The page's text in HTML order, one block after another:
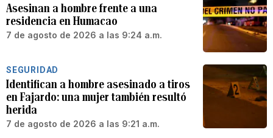
Asesinan a hombre frente a una
residencia en Humacao
7 de agosto de 2026 a las 9:24 a.m.
SEGURIDAD
Identifican a hombre asesinado a tiros
en Fajardo: una mujer también resultó
herida
7 de agosto de 2026 a las 9:21 a.m.